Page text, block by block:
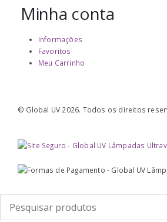
Minha conta
Informações
Favoritos
Meu Carrinho
© Global UV 2026. Todos os direitos